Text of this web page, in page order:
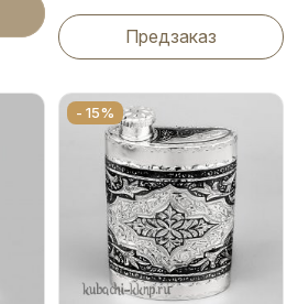
Предзаказ
- 15%